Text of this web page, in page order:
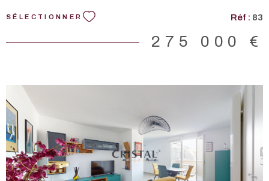
SÉLECTIONNER Réf : 83
275 000 €
VOIR LE BIEN